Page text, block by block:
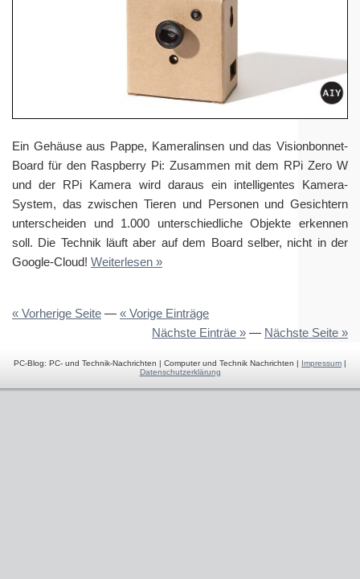
Ein Gehäuse aus Pappe, Kameralinsen und das Visionbonnet-
Board für den Raspberry Pi: Zusammen mit dem RPi Zero W
und der RPi Kamera wird daraus ein intelligentes Kamera-
System, das zwischen Tieren und Personen und Gesichtern
unterscheiden und 1.000 unterschiedliche Objekte erkennen
soll. Die Technik läuft aber auf dem Board selber, nicht in der
Google-Cloud! Weiterlesen »
« Vorherige Seite — « Vorige Einträge
Nächste Einträe » — Nächste Seite »
PC-Blog: PC- und Technik-Nachrichten | Computer und Technik Nachrichten | Impressum |
Datenschutzerklärung